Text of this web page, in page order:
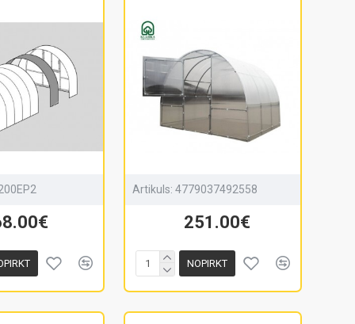
Artikuls: 4779037492558
251.00€
NOPIRKT